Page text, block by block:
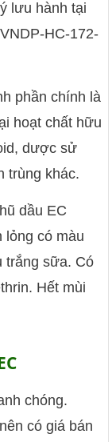
lưu hành tại
HC-172-
phần chính là
hoạt chất hữu
dược sử
trùng khác.
dầu EC
lỏng có màu
trắng sữa. Có
Hết mùi
chóng.
có giá bán